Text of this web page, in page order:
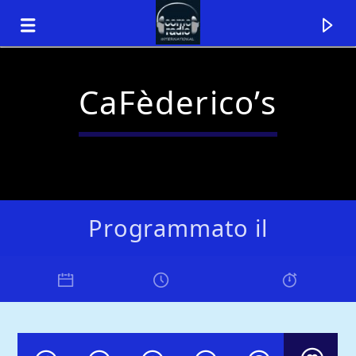
Traccia corrente
CaFèderico’s
Programmato il